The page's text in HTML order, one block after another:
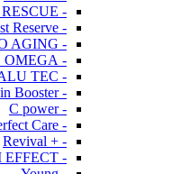
- AQUA RESCUE
- Moist Reserve
- SNAIL PRO AGING
- TRIPLE OMEGA
- HYALU TEC
- Skin Booster
- C power
- Perfect Care
- + Revival
- MULTI EFFECT